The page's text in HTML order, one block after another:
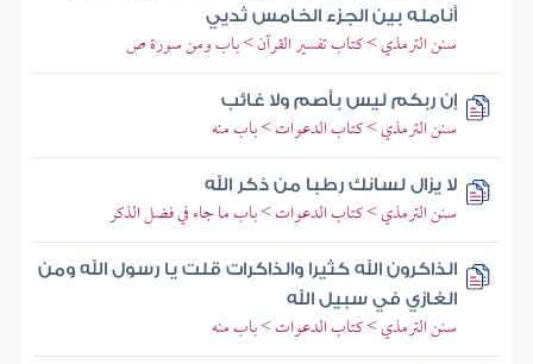
أنامله بين الجزء الخامس ثديي
سنن الترمذي > كتاب تفسير القرآن > باب ومن سورة ص
إن ربكم ليس بأصم ولا غائب
سنن الترمذي > كتاب الدعوات > باب منه
لا يزال لسانك رطبا من ذكر الله
سنن الترمذي > كتاب الدعوات > باب ما جاء في فضل الذكر
الذاكرون الله كثيرا والذاكرات قلت يا رسول الله ومن
الغازي في سبيل الله
سنن الترمذي > كتاب الدعوات > باب منه